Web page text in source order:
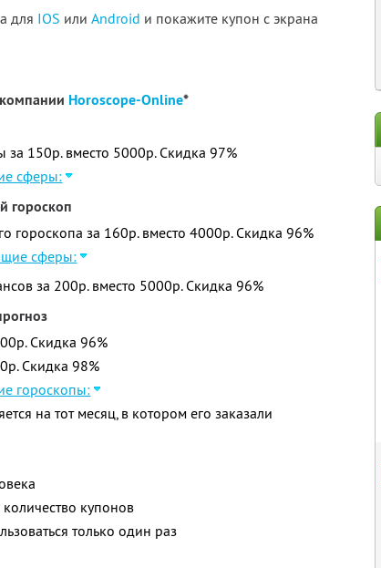
для IOS или Android и покажите купон с экрана
Horoscope-Online*
за 150р. вместо 5000р. Скидка 97%
сферы:
гороскоп
гороскопа за 160р. вместо 4000р.Скидка 96%
сферы:
за 200р. вместо 5000р. Скидка 96%
Скидка 96%
Скидка 98%
гороскопы:
на тот месяц, в котором его заказали
купонов
только один раз